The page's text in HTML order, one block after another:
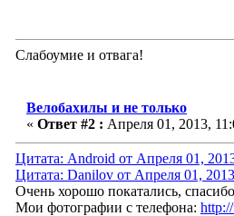
Слабоумие и отвага!
Велобахилы и не только
« Ответ #2 : Апреля 01, 2013,
Цитата: Android от Апреля 01,
Цитата: Danilov от Апреля 01,
Очень хорошо покатались,
Мои фотографии с телефона: